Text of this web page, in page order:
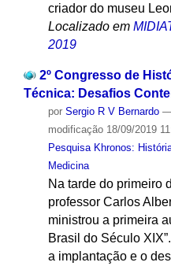
criador do museu
Localizado em
2019
2º Congresso de
Técnica: Desafios
por Sergio R V Bernardo
modificação18/09/2019
Pesquisa Khronos:
Medicina
Na tarde do primeiro
professor Carlos
ministrou a primeira
Brasil do Século
a implantação e o